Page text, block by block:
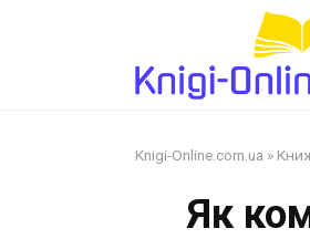
Knigi-Online.com.ua »
Як